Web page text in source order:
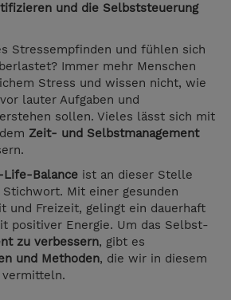
und die Selbststeuerung
Stressempfinden und fühlen sich
Immer mehr Menschen
Stress und wissen nicht, wie
lauter Aufgaben und
sollen. Vieles lässt sich mit
Zeit- und Selbstmanagement
Life-Balance ist an dieser Stelle
Mit einer gesunden
und Freizeit, gelingt ein dauerhaft
positiver Energie. Um das Selbst-
zu verbessern, gibt es
und Methoden, die wir in diesem